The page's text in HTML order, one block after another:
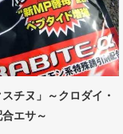
スチヌ」～クロダイ・
エサ～